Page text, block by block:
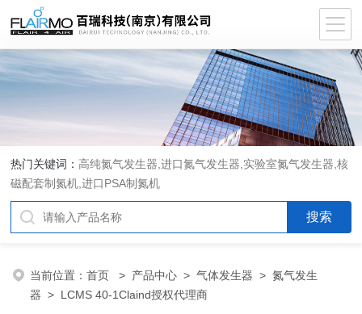
热门关键词： 高纯氮气发生器,进口氮气发生器,实验室氮气发生器,核
磁配套制氮机,进口PSA制氮机
当前位置：首页 > 产品中心 >气体发生器 >氮气发生
器 > LCMS 40-1Claind授权代理商